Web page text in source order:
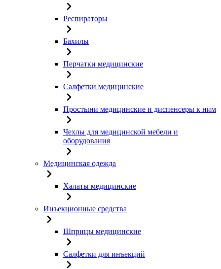
Респираторы
Бахилы
Перчатки медицинские
Салфетки медицинские
Простыни медицинские и диспенсеры к ним
Чехлы для медицинской мебели и
оборудования
Медицинская одежда
Халаты медицинские
Инъекционные средства
Шприцы медицинские
Салфетки для инъекций